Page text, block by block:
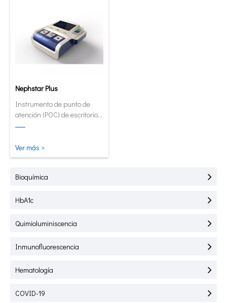
Nephstar Plus
Instrumento de punto de
atención (POC) de escritorio
creado para pruebas
mALB y SAA.
Ver más >
Bioquímica
HbA1c
Quimioluminiscencia
Inmunofluorescencia
Hematología
COVID-19